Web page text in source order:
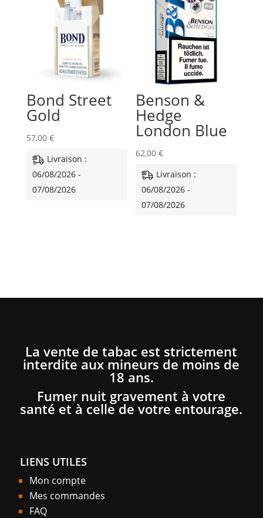
Bond Street
Gold
57,00 €
Livraison :
06/08/2026 -
07/08/2026
Benson &
Hedge
London Blue
62,00€
Livraison :
06/08/2026 -
07/08/2026
La vente de tabac est strictement
interdite aux mineurs de moins de
18 ans.
Fumer nuit gravement à votre
santé et à celle de votre entourage.
LIENS UTILES
Mon compte
Mes commandes
FAQ